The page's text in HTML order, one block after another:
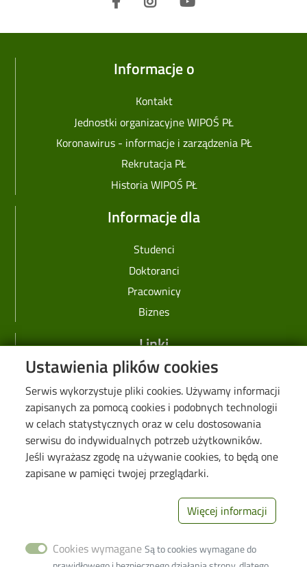
Ustawienia plików cookies
Serwis wykorzystuje pliki cookies. Używamy informacji
zapisanych za pomocą cookies i podobnych technologii
w celach statystycznych oraz w celu dostosowania
serwisu do indywidualnych potrzeb użytkowników.
Jeśli wyrażasz zgodę na używanie cookies, to będą one
zapisane w pamięci twojej przeglądarki.
Więcej informacji
Cookies wymagane Są to cookies wymagane do
Wydział Inżynierii
Ochrony
Informacje o
Kontakt
Jednostki organizacyjne WIPOŚ PŁ
Koronawirus - informacje i zarządzenia PŁ
Rekrutacja PŁ
Historia WIPOŚ PŁ
Informacje dla
Studenci
Doktoranci
Pracownicy
Biznes
Linki
Web Dziekanat
Biblioteka PŁ
Galeria "Krótko i węzłowato"
Seminarium "Problemy Ochrony Środowiska"
Deklaracja dostępności cyfrowej
Polityka prywatności